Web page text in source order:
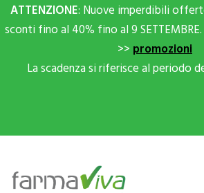
ATTENZIONE: Nuove imperdibili
sconti fino al 40% fino al 9
>> promozioni
La scadenza si riferisce al periodo